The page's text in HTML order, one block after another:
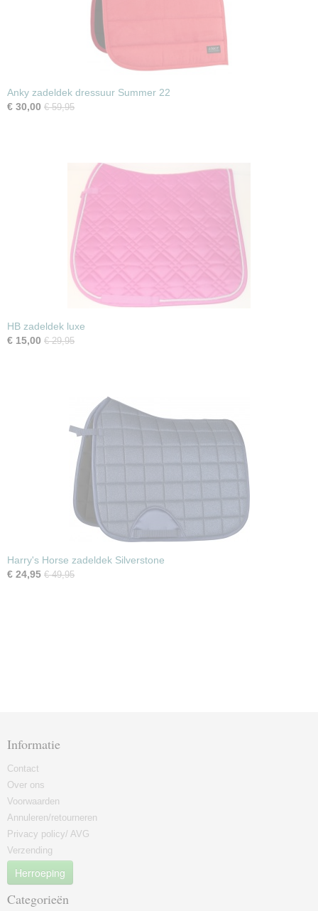
Anky zadeldek dressuur Summer 22
€ 30,00 € 59,95
HB zadeldek luxe
€ 15,00 € 29,95
Harry's Horse zadeldek Silverstone
€ 24,95 € 49,95
Informatie
Contact
Over ons
Voorwaarden
Annuleren/retourneren
Privacy policy/ AVG
Verzending
Herroeping
Categorieën